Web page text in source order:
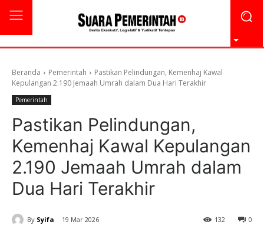
Beranda Pemerintah
Pastikan Pelindungan, Kemenhaj Kawal
Kepulangan 2.190 Jemaah Umrah dalam Dua Hari Terakhir
Pemerintah
Pastikan Pelindungan,
Kemenhaj Kawal Kepulangan
2.190 Jemaah Umrah dalam
Dua Hari Terakhir
By Syifa 19 Mar 2026 0
132